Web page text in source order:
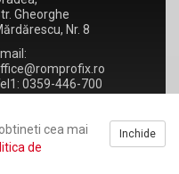
Gheorghe
Nr. 8
0359-446-700
20923302
Inchide
cea mai
de